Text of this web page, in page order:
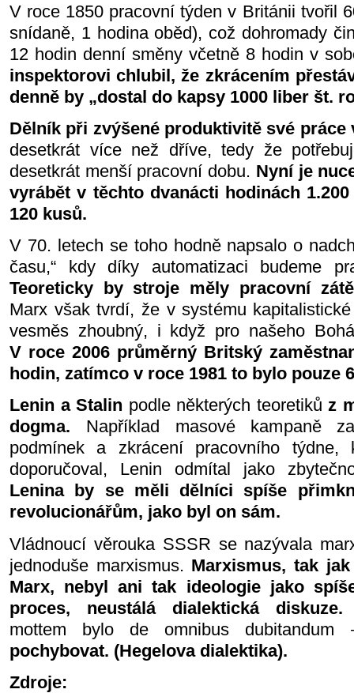
V roce 1850 pracovní týden v Británii tvořil
snídaně, 1 hodina oběd), což dohromady
12 hodin denní směny včetně 8 hodin v
inspektorovi chlubil, že zkrácením
denně by „dostal do kapsy 1000 liber št.
Dělník při zvýšené produktivitě své práce
desetkrát více než dříve, tedy že
desetkrát menší pracovní dobu. Nyní je
vyrábět v těchto dvanácti hodinách
120 kusů.
V 70. letech se toho hodně napsalo o
času,“ kdy díky automatizaci budeme
Teoreticky by stroje měly pracovní
Marx však tvrdí, že v systému
vesměs zhoubný, i když pro našeho
V roce 2006 průměrný Britský
hodin, zatímco v roce 1981 to bylo pouze
Lenin a Stalin podle některých teoretikůz
dogma. Například masové kampaně
podmínek a zkrácení pracovního
doporučoval, Lenin odmítal jako
Lenina by se měli dělníci spíše
revolucionářům, jako byl on sám.
Vládnoucí věrouka SSSR se nazývala
jednoduše marxismus. Marxismus, tak
Marx, nebyl ani tak ideologie jako
proces, neustálá dialektická diskuze.
mottem bylo de omnibus
pochybovat. (Hegelova dialektika).
Zdroje: